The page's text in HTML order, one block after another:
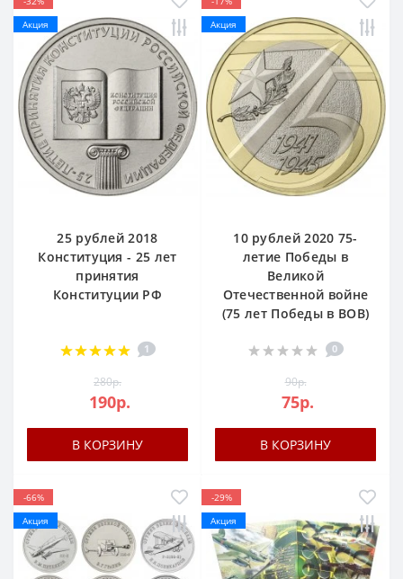
Акция
25 рублей 2018
Конституция - 25 лет
принятия
Конституции РФ
1
280р.
190р.
В КОРЗИНУ
Акция
10 рублей 2020 75-
летие Победы в
Великой
Отечественной войне
(75 лет Победы в ВОВ)
0
90р.
75р.
В КОРЗИНУ
-66%
Акция
-29%
Акция